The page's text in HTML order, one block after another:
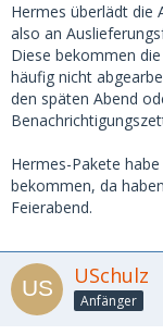
Hermes überlädt die
also an
Diese bekommen
häufig nicht
den späten Abend
Hermes-Pakete
bekommen, da
Feierabend.
USchulz
Anfänger